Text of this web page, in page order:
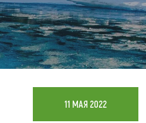
Санатории
Гостиницы,
Коттеджи,
Сельские
Мотели,
11 МАЯ 2022